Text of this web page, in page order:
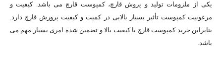
یکی از ملزومات تولید و پروش قارچ، کمپوست قارچ می باشد. کیفیت و
مرغوبیت کمپوست تأثیر بسیار بالایی در کمیت و کیفیت پرورش قارچ دارد.
بنابراین خرید کمپوست قارچ با کیفیت بالا و تضمین شده امری بسیار مهم می
باشد.